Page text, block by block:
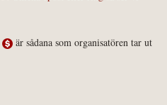
är sådana som organisatören tar ut